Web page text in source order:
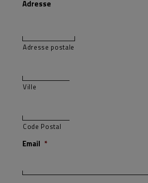
Adresse
Adresse postale
Ville
Code Postal
Email *